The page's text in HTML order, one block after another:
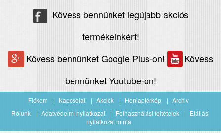
Kövess bennünket legújabb akciós
termékeinkért!
Kövess bennünket Google Plus-on!
Kövess
bennünket Youtube-on!
Fiókom Kapcsolat Akciók Honlaptérkép
Archiv
Rólunk
Adatvédelmi nyilatkozat Felhasználási feltételek
Elállási
nyilatkozat minta